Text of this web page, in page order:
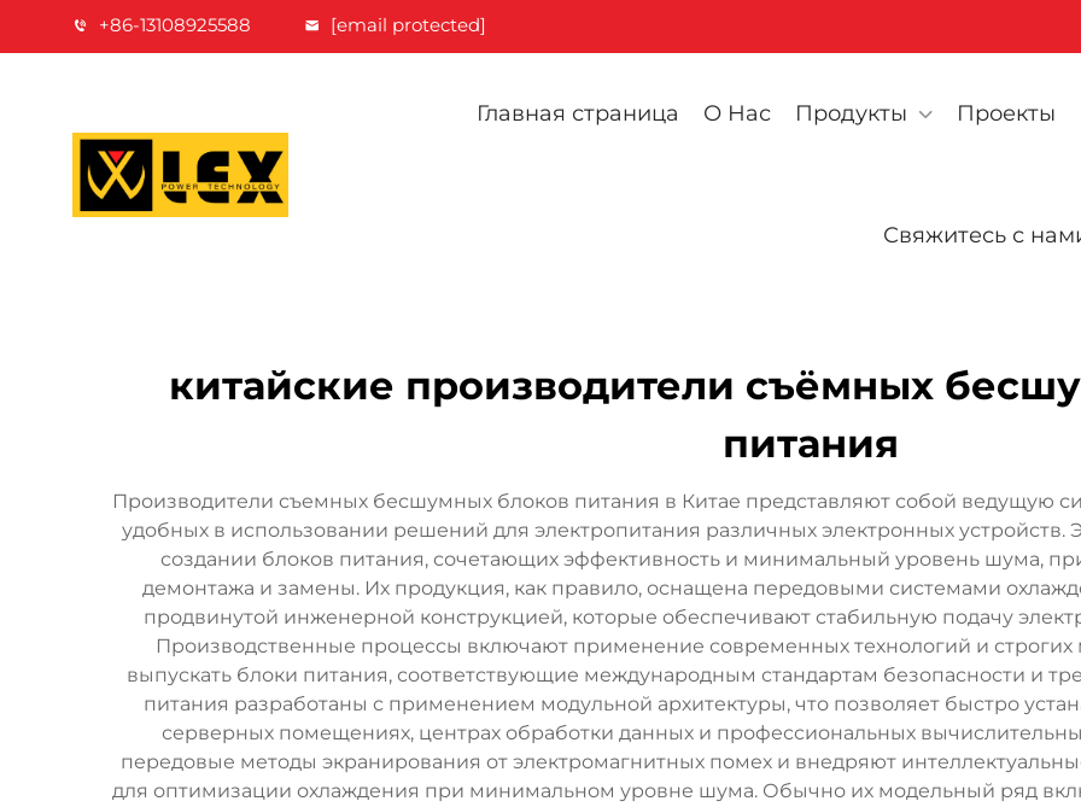
+86-13108925588 [email protected]
Главная страница О Нас Продукты Проекты
Свяжитесь с
китайские производители съёмных
питания
Производители съемных бесшумных блоков питания в Китае представляют собой ведущую
удобных в использовании решений для электропитания различных электронных устройств.
создании блоков питания, сочетающих эффективность и минимальный уровень шума,
демонтажа и замены. Их продукция, как правило, оснащена передовыми системами
продвинутой инженерной конструкцией, которые обеспечивают стабильную подачу
Производственные процессы включают применение современных технологий и строгих
выпускать блоки питания, соответствующие международным стандартам безопасности и
питания разработаны с применением модульной архитектуры, что позволяет быстро
серверных помещениях, центрах обработки данных и профессиональных
передовые методы экранирования от электромагнитных помех и внедряют
для оптимизации охлаждения при минимальном уровне шума. Обычно их модельный ряд